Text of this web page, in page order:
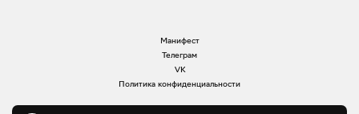
Манифест
Телеграм
VK
Политика конфиденциальности